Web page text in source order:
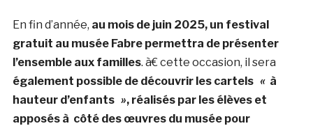
En fin d’année, au mois de juin 2025, un festival
gratuit au musée Fabre permettra de présenter
l’ensemble aux familles. à€ cette occasion, il sera
également possible de découvrir les cartels « à
hauteur d’enfants », réalisés par les élèves et
apposés à côté des œuvres du musée pour